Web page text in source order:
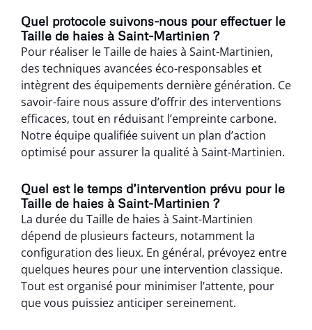
Quel protocole suivons-nous pour effectuer le
Taille de haies à Saint-Martinien ?
Pour réaliser le Taille de haies à Saint-Martinien,
des techniques avancées éco-responsables et
intègrent des équipements dernière génération. Ce
savoir-faire nous assure d’offrir des interventions
efficaces, tout en réduisant l’empreinte carbone.
Notre équipe qualifiée suivent un plan d’action
optimisé pour assurer la qualité à Saint-Martinien.
Quel est le temps d’intervention prévu pour le
Taille de haies à Saint-Martinien ?
La durée du Taille de haies à Saint-Martinien
dépend de plusieurs facteurs, notamment la
configuration des lieux. En général, prévoyez entre
quelques heures pour une intervention classique.
Tout est organisé pour minimiser l’attente, pour
que vous puissiez anticiper sereinement.